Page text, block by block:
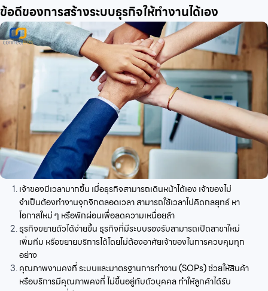
ข้อดีของการสร้างระบบธุรกิจให้ทำงานได้เอง
เจ้าของมีเวลามากขึ้น เมื่อธุรกิจสามารถเดินหน้าได้เอง เจ้าของไม่
จำเป็นต้องทำงานจุกจิกตลอดเวลา สามารถใช้เวลาไปคิดกลยุทธ์ หา
โอกาสใหม่ ๆ หรือพักผ่อนเพื่อลดความเหนื่อยล้า
ธุรกิจขยายตัวได้ง่ายขึ้น ธุรกิจที่มีระบบรองรับสามารถเปิดสาขาใหม่
เพิ่มทีม หรือขยายบริการได้โดยไม่ต้องอาศัยเจ้าของในการควบคุมทุก
อย่าง
คุณภาพงานคงที่ ระบบและมาตรฐานการทำงาน (SOPs) ช่วยให้สินค้า
หรือบริการมีคุณภาพคงที่ ไม่ขึ้นอยู่กับตัวบุคคล ทำให้ลูกค้าได้รับ